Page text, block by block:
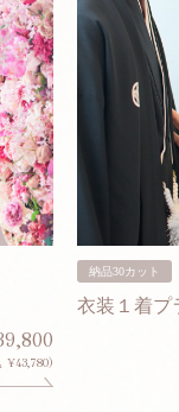
¥43,780)
納品30カット
衣装１着プ